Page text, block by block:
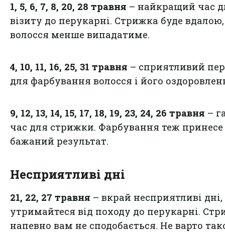
1, 5, 6, 7, 8, 20, 28 травня – найкращий час
візиту до перукарні. Стрижка буде
волосся менше випадатиме.
4, 10, 11, 16, 25, 31 травня – сприятливий
для фарбування волосся і його
9, 12, 13, 14, 15, 17, 18, 19, 23, 24, 26 травня –
час для стрижки. Фарбування теж принесе
бажаний результат.
Несприятливі дні
21, 22, 27 травня – вкрай несприятливі дні,
утримайтеся від походу до перукарні.
напевно вам не сподобається. Не варто